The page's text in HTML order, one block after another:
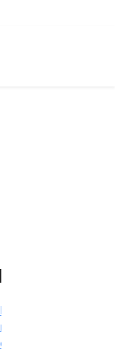
Kayserispor
maçında
olacak mı?